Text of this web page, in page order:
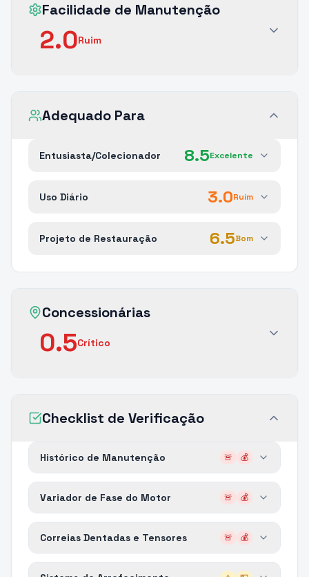
Facilidade de Manutenção
2.0Ruim
Adequado Para
Entusiasta/Colecionador 8.5Excelente
Uso Diário 3.0Ruim
Projeto de Restauração 6.5Bom
Concessionárias
0.5Crítico
Checklist de Verificação
Histórico de Manutenção 🚨 💰
Variador de Fase do Motor 🚨 💰
Correias Dentadas e Tensores 🚨 💰